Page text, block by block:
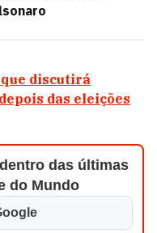
discutirá
das eleições
das últimas
do Mundo